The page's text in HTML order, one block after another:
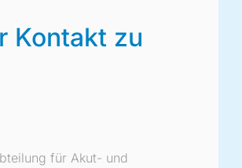
Kontakt zu
für Akut- und